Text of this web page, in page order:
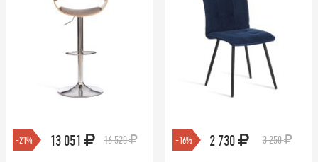
-21% 13 051 16 520 -16% 2 730 3 250